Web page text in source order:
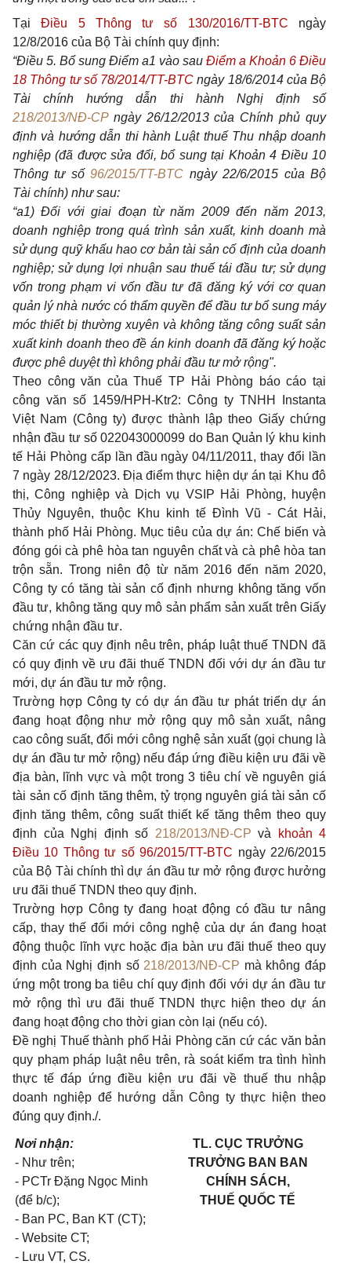
TạiĐiều 5 Thông tư số 130/2016/TT-BTC ngày
12/8/2016 của Bộ Tài chính quy định:
“Điều 5. Bổ sung Điểm a1 vào sau Điểm a Khoản 6 Điều
18 Thông tư số 78/2014/TT-BTC ngày 18/6/2014 của Bộ
Tài chính hướng dẫn thi hành Nghị định số
218/2013/NĐ-CPngày 26/12/2013 của Chính phủ quy
định và hướng dẫn thi hành Luật thuế Thu nhập doanh
nghiệp (đã được sửa đổi, bổ sung tại Khoản 4 Điều 10
Thông tư số96/2015/TT-BTC ngày 22/6/2015 của Bộ
Tài chính) như sau:
“a1) Đối với giai đoạn từ năm 2009 đến năm 2013,
doanh nghiệp trong quá trình sản xuất, kinh doanh mà
sử dụng quỹ khấu hao cơ bản tài sản cố định của doanh
nghiệp; sử dụng lợi nhuận sau thuế tái đầu tư; sử dụng
vốn trong phạm vi vốn đầu tư đã đăng ký với cơ quan
quản lý nhà nước có thẩm quyền để đầu tư bổ sung máy
móc thiết bị thường xuyên và không tăng công suất sản
xuất kinh doanh theo đề án kinh doanh đã đăng ký hoặc
được phê duyệt thì không phải đầu tư mở rộng".
Theo công văn của Thuế TP Hải Phòng báo cáo tại
công văn số 1459/HPH-Ktr2: Công ty TNHH Instanta
Việt Nam (Công ty) được thành lập theo Giấy chứng
nhận đầu tư số 022043000099 do Ban Quản lý khu kinh
tế Hải Phòng cấp lần đầu ngày 04/11/2011, thay đổi lần
7 ngày 28/12/2023. Địa điểm thực hiện dự án tại Khu đô
thị, Công nghiệp và Dịch vụ VSIP Hải Phòng, huyện
Thủy Nguyên, thuộc Khu kinh tế Đình Vũ - Cát Hải,
thành phố Hải Phòng. Mục tiêu của dự án: Chế biến và
đóng gói cà phê hòa tan nguyên chất và cà phê hòa tan
trộn sẵn. Trong niên độ từ năm 2016 đến năm 2020,
Công ty có tăng tài sản cố định nhưng không tăng vốn
đầu tư, không tăng quy mô sản phẩm sản xuất trên Giấy
chứng nhận đầu tư.
Căn cứ các quy định nêu trên, pháp luật thuế TNDN đã
có quy định về ưu đãi thuế TNDN đối với dự án đầu tư
mới, dự án đầu tư mở rộng.
Trường hợp Công ty có dự án đầu tư phát triển dự án
đang hoạt động như mở rộng quy mô sản xuất, nâng
cao công suất, đổi mới công nghệ sản xuất (gọi chung là
dự án đầu tư mở rộng) nếu đáp ứng điều kiện ưu đãi về
địa bàn, lĩnh vực và một trong 3 tiêu chí về nguyên giá
tài sản cố định tăng thêm, tỷ trọng nguyên giá tài sản cố
định tăng thêm, công suất thiết kế tăng thêm theo quy
định của Nghị định số 218/2013/NĐ-CP và
khoản 4
Điều 10 Thông tư số 96/2015/TT-BTC ngày 22/6/2015
của Bộ Tài chính thì dự án đầu tư mở rộng được hưởng
ưu đãi thuế TNDN theo quy định.
Trường hợp Công ty đang hoạt động có đầu tư nâng
cấp, thay thế đổi mới công nghệ của dự án đang hoạt
động thuộc lĩnh vực hoặc địa bàn ưu đãi thuế theo quy
định của Nghị định số 218/2013/NĐ-CP mà không đáp
ứng một trong ba tiêu chí quy định đối với dự án đầu tư
mở rộng thì ưu đãi thuế TNDN thực hiện theo dự án
đang hoạt động cho thời gian còn lại (nếu có).
Đề nghị Thuế thành phố Hải Phòng căn cứ các văn bản
quy phạm pháp luật nêu trên, rà soát kiểm tra tình hình
thực tế đáp ứng điều kiện ưu đãi về thuế thu nhập
doanh nghiệp để hướng dẫn Công ty thực hiện theo
đúng quy định./.
Nơi nhận:
- Như trên;
- PCTr Đặng Ngọc Minh
(để b/c);
- Ban PC, Ban KT (CT);
- Website CT;
- Lưu VT, CS.
TL. CỤC TRƯỞNG
TRƯỞNG BAN BAN
CHÍNH SÁCH,
THUẾ QUỐC TẾ